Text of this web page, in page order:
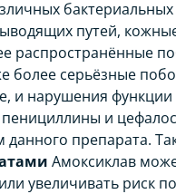
путей,
распространённые
серьёзные
и нарушения
и
препарата.
Амоксиклав
увеличивать риск